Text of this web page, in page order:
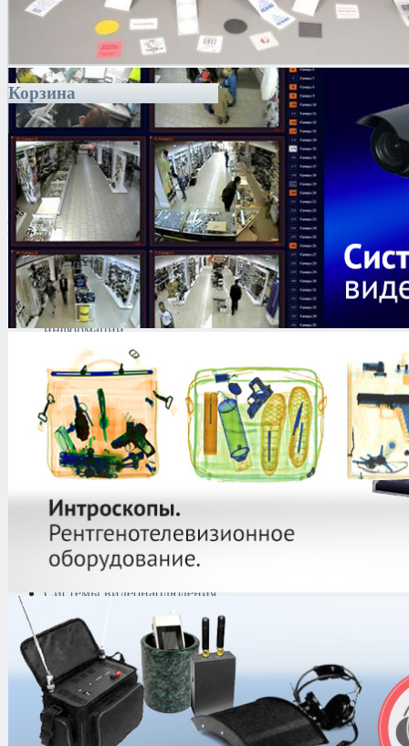
Корзина
Каталог
Антитеррористическое
оборудование
Поиск и выявление
каналов утечки
информации
Технические средства
защиты информации
Тепловизоры
Криминалистическая
техника
Поисково-досмотровое
оборудование
Средства
документирования и
Металлодетекторы
Полиграфы
Противокражные системы
Рации и Аксессуары
Переговорные устройства
Системы видеонаблюдения
оборудование
Контроль доступа
Каталог/Технические средства
Устройства виброакустической